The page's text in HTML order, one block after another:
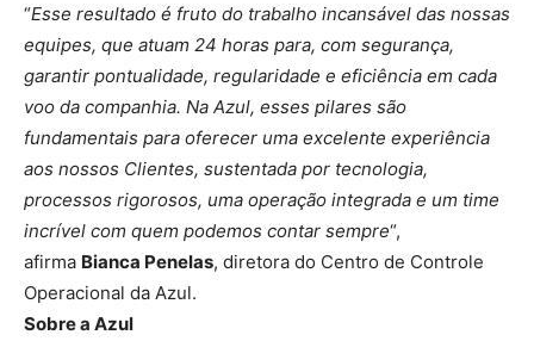
“Esse resultado é fruto do trabalho incansável das nossas
equipes, que atuam 24 horas para, com segurança,
garantir pontualidade, regularidade e eficiência em cada
voo da companhia. Na Azul, esses pilares são
fundamentais para oferecer uma excelente experiência
aos nossos Clientes, sustentada por tecnologia,
processos rigorosos, uma operação integrada e um time
incrível com quem podemos contar sempre“,
afirma Bianca Penelas, diretora do Centro de Controle
Operacional da Azul.
Sobre a Azul